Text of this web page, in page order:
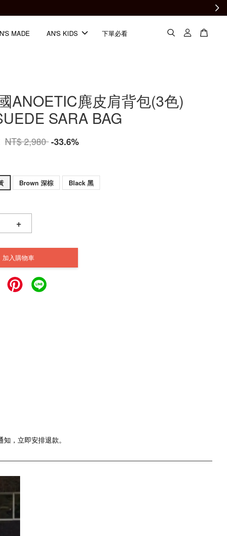
MADE AN'S KIDS 下單必看
ANOETIC麂皮肩背包(3色)
SARA BAG
NT$ 2,980-33.6%
Brown 深棕 Black 黑
+
加入購物車
，立即安排退款。